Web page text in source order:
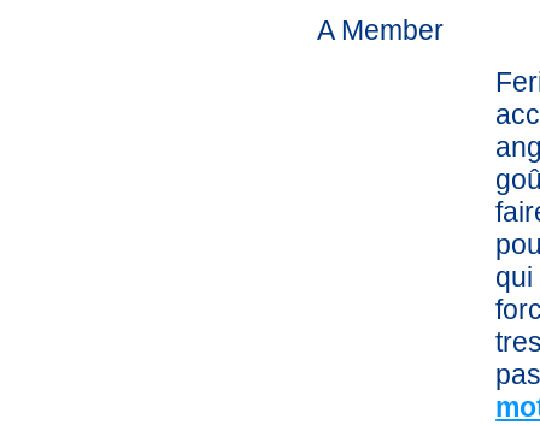
A Member
qui